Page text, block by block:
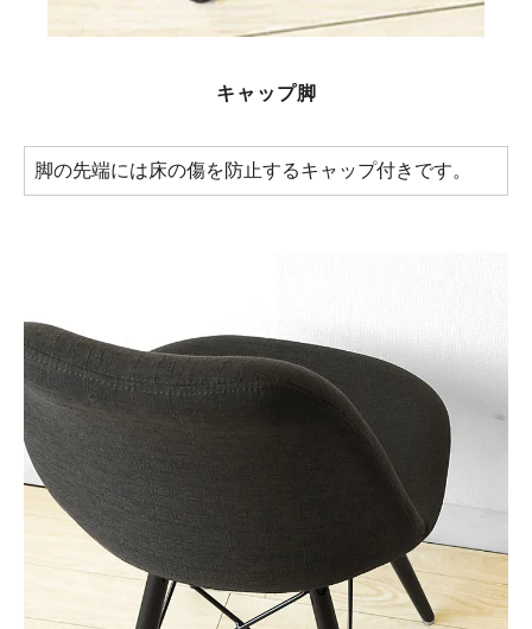
キャップ脚
脚の先端には床の傷を防止するキャップ付きです。